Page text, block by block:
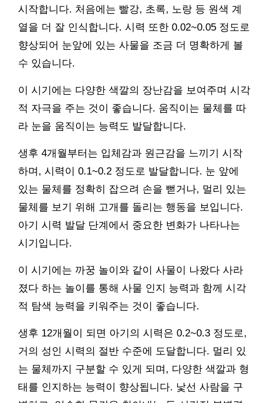
시작합니다. 처음에는 빨강, 초록, 노랑 등 원색 계
열을 더 잘 인식합니다. 시력 또한 0.02~0.05 정도로
향상되어 눈앞에 있는 사물을 조금 더 명확하게 볼
수 있습니다.
이 시기에는 다양한 색깔의 장난감을 보여주며 시각
적 자극을 주는 것이 좋습니다. 움직이는 물체를 따
라 눈을 움직이는 능력도 발달합니다.
생후 4개월부터는 입체감과 원근감을 느끼기 시작
하며, 시력이 0.1~0.2 정도로 발달합니다. 눈 앞에
있는 물체를 정확히 잡으려 손을 뻗거나, 멀리 있는
물체를 보기 위해 고개를 돌리는 행동을 보입니다.
아기 시력 발달 단계에서 중요한 변화가 나타나는
시기입니다.
이 시기에는 까꿍 놀이와 같이 사물이 나왔다 사라
졌다 하는 놀이를 통해 사물 인지 능력과 함께 시각
적 탐색 능력을 키워주는 것이 좋습니다.
생후 12개월이 되면 아기의 시력은 0.2~0.3 정도로,
거의 성인 시력의 절반 수준에 도달합니다. 멀리 있
는 물체까지 구분할 수 있게 되며, 다양한 색깔과 형
태를 인지하는 능력이 향상됩니다. 낯선 사람을 구